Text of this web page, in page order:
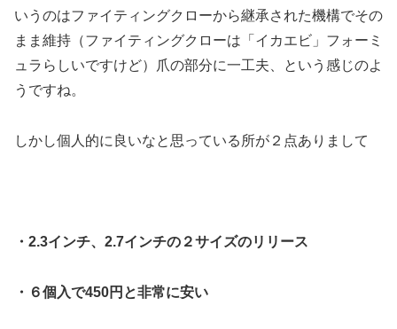
いうのはファイティングクローから継承された機構でその
まま維持（ファイティングクローは「イカエビ」フォーミ
ュラらしいですけど）爪の部分に一工夫、という感じのよ
うですね。
しかし個人的に良いなと思っている所が２点ありまして
・2.3インチ、2.7インチの２サイズのリリース
・６個入で450円と非常に安い